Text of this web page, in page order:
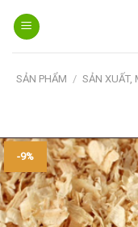
content
SẢN PHẨM / SẢN XUẤT,
-9%